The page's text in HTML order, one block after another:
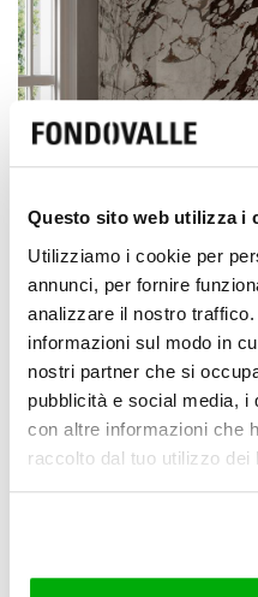
Questo sito web utilizza i
Utilizziamo i cookie per
annunci, per fornire
analizzare il nostro
informazioni sul modo in
nostri partner che si
pubblicità e social media, i
con altre informazioni che
raccolto dal tuo utilizzo dei
Polished
6 mm / 0.24"